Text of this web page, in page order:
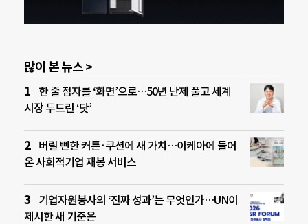
많이 본 뉴스 >
한 줄 점자를 ‘화면’으로…50년 난제 풀고 세계
시장 두드린 ‘닷’
버릴 뻔한 커튼·쿠션에 새 가치…이케아에 들어
온 사회적기업 재봉 서비스
기업자원봉사의 ‘진짜 성과’는 무엇인가…UN이
제시한 새 기준은